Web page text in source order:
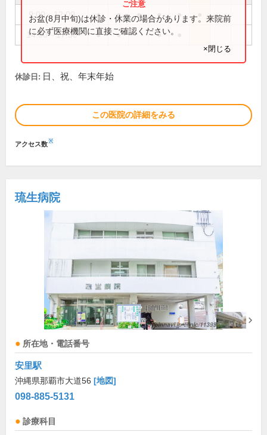
9:00～12:00 ● ● ● ● ●
14:00～17:30 ● ● ●
お盆(8月中旬)は休診・休業の場合があります。来院前
に必ず医療機関に直接ご確認ください。
×閉じる
休診日: 日、祝、年末年始
この医院の詳細をみる
アクセス数※
琉生病院
所在地・電話番号
安里駅
沖縄県那覇市大道56 [地図]
098-885-5131
診療科目